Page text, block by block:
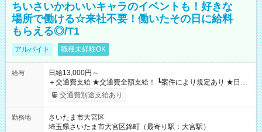
ちいさいかわいいキャラのイベントも！好きな
場所で働ける☆来社不要！働いたその日に給料
もらえる◎/T1
アルバイト 職種未経験OK
給与
日給13,000円～
＋交通費支給 ★交通費全額支給！ ┗案件により規定あり ★日払
いOK！（規定あり） ┗働いたその日に現金GET♪ お仕事後はコ
ンビニATMから 日払い分を引き落とせます！ 【試用期間】試
交通費別途支給あり
勤務地
さいたま市大宮区
埼玉県さいたま市大宮区錦町（最寄り駅：大宮駅）